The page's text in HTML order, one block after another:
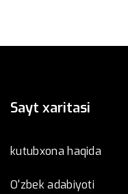
Sayt xaritasi
kutubxona haqida
O'zbek adabiyoti